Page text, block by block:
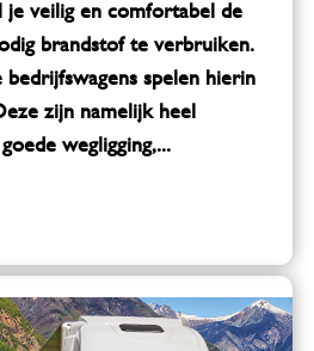
veilig en comfortabel de
brandstof te verbruiken.
spelen hierin
zijn namelijk heel
wegligging,...